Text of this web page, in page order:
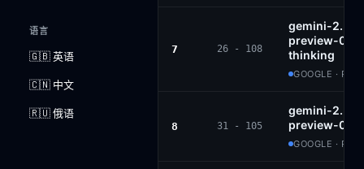
语言
🇬🇧 英语
🇨🇳 中文
🇷🇺 俄语
7 26 - 108
gemini-2.5-
preview-09-
thinking
GOOGLE ·
8 31 - 105
gemini-2.5-
preview-06-
GOOGLE ·